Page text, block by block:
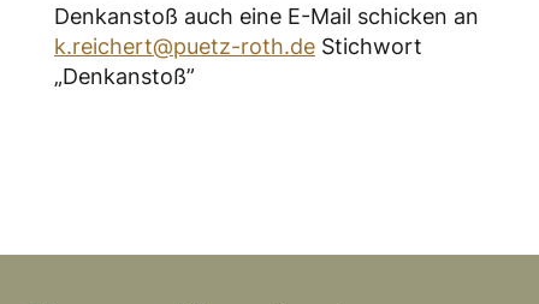
Denkanstoß auch eine E-Mail schicken an
k.reichert@puetz-roth.de Stichwort
„Denkanstoß”